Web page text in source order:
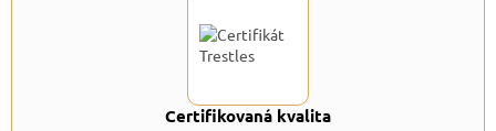
Certifikovaná kvalita